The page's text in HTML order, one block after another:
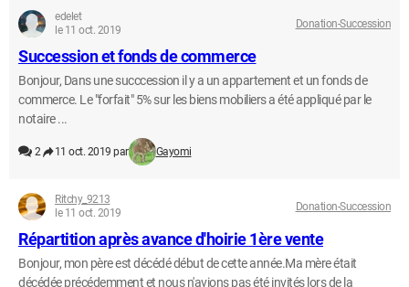
edelet
le 11 oct. 2019
Donation-Succession
Succession et fonds de commerce
Bonjour, Dans une succcession il y a un appartement et un fonds de
commerce. Le "forfait" 5% sur les biens mobiliers a été appliqué par le
notaire ...
2 11 oct. 2019 par Gayomi
Ritchy_9213
le 11 oct. 2019
Donation-Succession
Répartition après avance d'hoirie 1ère vente
Bonjour, mon père est décédé début de cette année.Ma mère était
décédée précédemment et nous n'avions pas été invités lors de la